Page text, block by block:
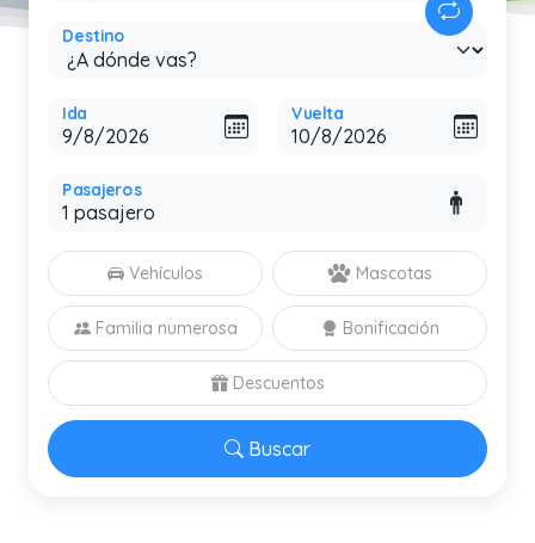
Destino
Ida Vuelta
Pasajeros
Buscar
Vehículos Mascotas
Familia numerosa Bonificación
Descuentos